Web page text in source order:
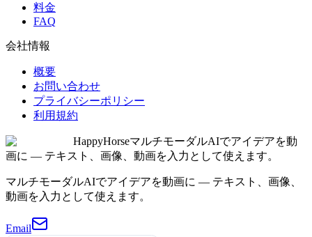
料金
FAQ
会社情報
概要
お問い合わせ
プライバシーポリシー
利用規約
HappyHorseマルチモーダルAIでアイデアを動
画に — テキスト、画像、動画を入力として使えます。
マルチモーダルAIでアイデアを動画に — テキスト、画像、
動画を入力として使えます。
Email